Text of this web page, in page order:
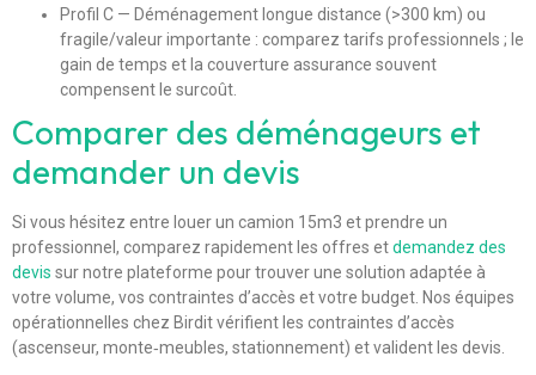
Profil C — Déménagement longue distance (>300 km) ou
fragile/valeur importante : comparez tarifs professionnels ; le
gain de temps et la couverture assurance souvent
compensent le surcoût.
Comparer des déménageurs et
demander un devis
Si vous hésitez entre louer un camion 15m3 et prendre un
professionnel, comparez rapidement les offres etdemandez des
devis sur notre plateforme pour trouver une solution adaptée à
votre volume, vos contraintes d’accès et votre budget. Nos équipes
opérationnelles chez Birdit vérifient les contraintes d’accès
(ascenseur, monte‑meubles, stationnement) et valident les devis.